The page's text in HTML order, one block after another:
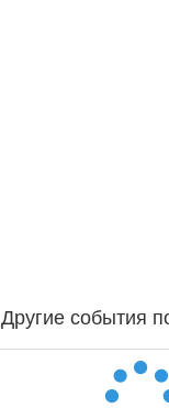
Другие события